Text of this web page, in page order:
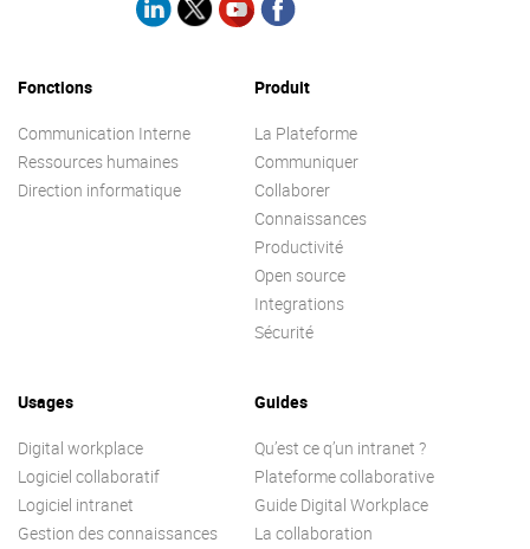
Fonctions
Communication Interne
Ressources humaines
Direction informatique
Produit
La Plateforme
Communiquer
Collaborer
Connaissances
Productivité
Open source
Integrations
Sécurité
Usages
Digital workplace
Logiciel collaboratif
Logiciel intranet
Gestion des connaissances
Guides
Qu’est ce q’un intranet ?
Plateforme collaborative
Guide Digital Workplace
La collaboration